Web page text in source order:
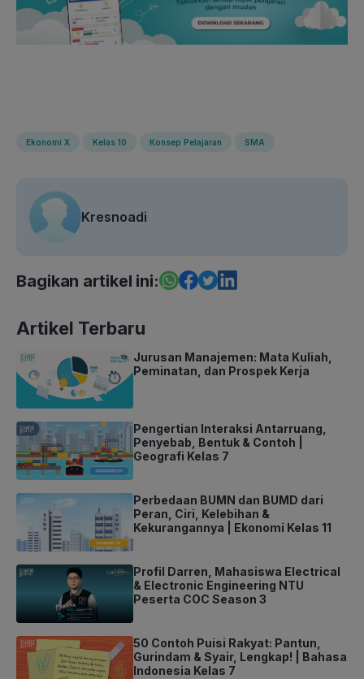
Ekonomi X Kelas 10 Konsep Pelajaran SMA
Kresnoadi
Bagikan artikel ini:
Artikel Terbaru
Jurusan Manajemen: Mata Kuliah,
Peminatan, dan Prospek Kerja
Pengertian Interaksi Antarruang,
Penyebab, Bentuk & Contoh |
Geografi Kelas 7
Perbedaan BUMN dan BUMD dari
Peran, Ciri, Kelebihan &
Kekurangannya | Ekonomi Kelas 11
Profil Darren, Mahasiswa Electrical
& Electronic Engineering NTU
Peserta COC Season 3
50 Contoh Puisi Rakyat: Pantun,
Gurindam & Syair, Lengkap! | Bahasa
Indonesia Kelas 7